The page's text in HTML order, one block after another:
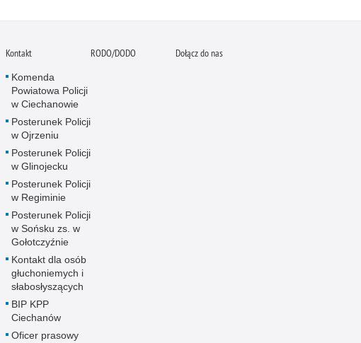
Kontakt
Komenda
Powiatowa Policji
w Ciechanowie
Posterunek Policji
w Ojrzeniu
Posterunek Policji
w Glinojecku
Posterunek Policji
w Regiminie
Posterunek Policji
w Sońsku zs. w
Gołotczyźnie
Kontakt dla osób
głuchoniemych i
słabosłyszących
BIP KPP
Ciechanów
Oficer prasowy
RODO/DODO Dołącz do nas